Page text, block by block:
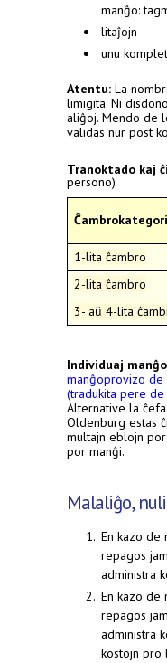
manĝo:
litaĵojn
unu
Atentu: La
limigita. Ni
aliĝoj. Mendo de
validas nur post
Tranoktado kaj
persono)
1-lita ĉambro
2-lita ĉambro
3- aŭ 4-lita
Individuaj
manĝoprovizo de
(tradukita pere
Alternative la
Oldenburg estas
multajn eblojn
por manĝi.
Malaliĝo,
En kazo
repagos
administra
En kazo
repagos
administra
kostojn pro